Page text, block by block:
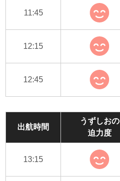
11:45
12:15
12:45
出航時間
うずしおの
迫力度
13:15